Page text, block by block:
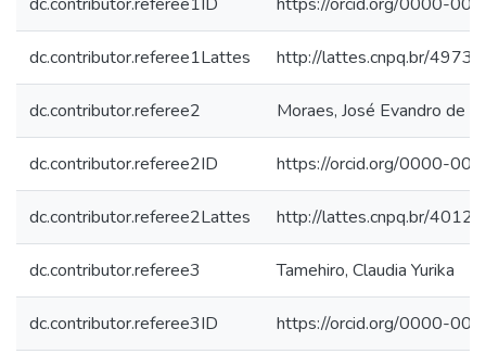
dc.contributor.referee1Lattes http://lattes.cnpq.br/
dc.contributor.referee2 Moraes, José Evandro de
dc.contributor.referee2ID https://orcid.org/0000-
dc.contributor.referee2Lattes http://lattes.cnpq.br/
dc.contributor.referee3 Tamehiro, Claudia Yurika
dc.contributor.referee3ID https://orcid.org/0000-